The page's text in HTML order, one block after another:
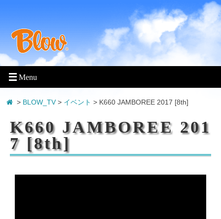
> BLOW_TV> イベント > K660 JAMBOREE 2017 [8th]
K660 JAMBOREE 201
7 [8th]